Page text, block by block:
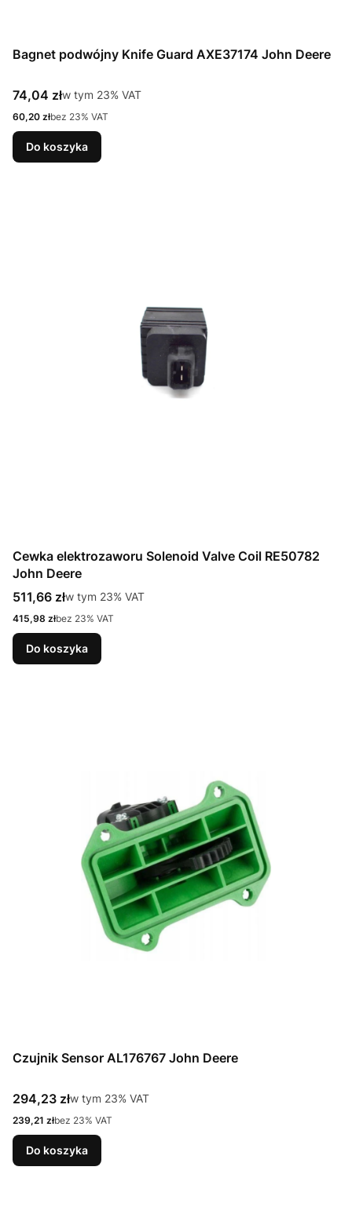
Bagnet podwójny Knife Guard AXE37174 John Deere
Cena brutto
74,04 złw tym %s VAT
w tym 23% VAT
Cena netto
60,20 złbez 23% VAT
Do koszyka
Cewka elektrozaworu Solenoid Valve Coil RE50782
John Deere
Cena brutto
511,66 złw tym %s VAT
w tym 23% VAT
Cena netto
415,98 złbez 23% VAT
Do koszyka
Czujnik Sensor AL176767 John Deere
Cena brutto
294,23 złw tym %s VAT
w tym 23% VAT
Cena netto
239,21 złbez 23% VAT
Do koszyka